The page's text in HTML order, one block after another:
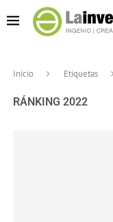
Inicio Etiquetas
RÁNKING 2022